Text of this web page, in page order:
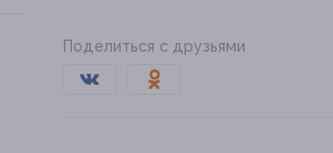
Поделиться с друзьями